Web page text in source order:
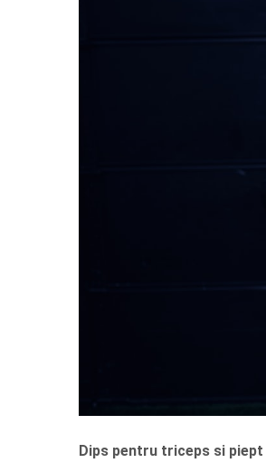
Dips pentru triceps si piept